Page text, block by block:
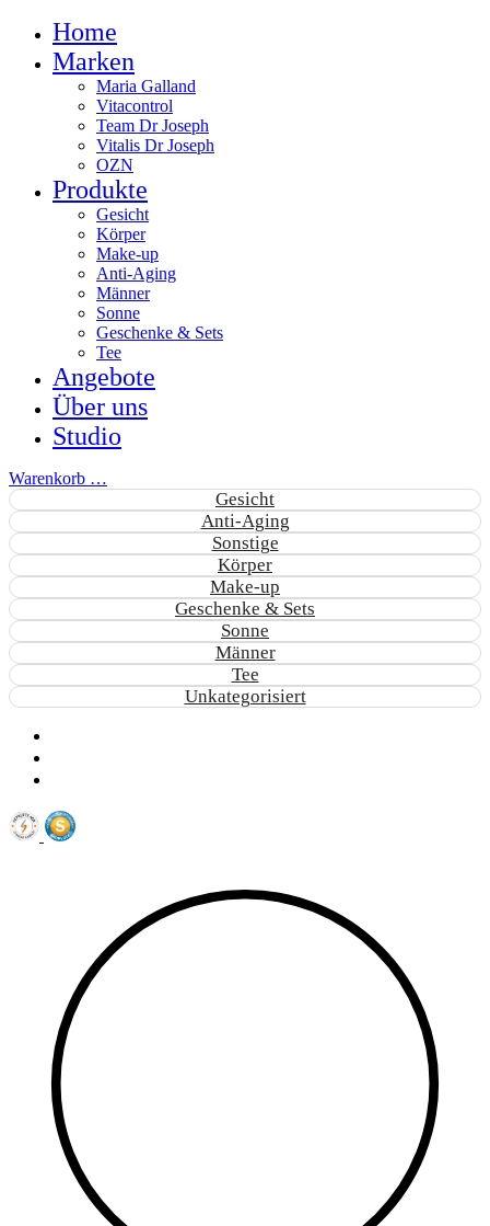
Home
Marken
Maria Galland
Vitacontrol
Team Dr Joseph
Vitalis Dr Joseph
OZN
Produkte
Gesicht
Körper
Make-up
Anti-Aging
Männer
Sonne
Geschenke & Sets
Tee
Angebote
Über uns
Studio
Warenkorb …
Gesicht
Anti-Aging
Sonstige
Körper
Make-up
Geschenke & Sets
Sonne
Männer
Tee
Unkategorisiert